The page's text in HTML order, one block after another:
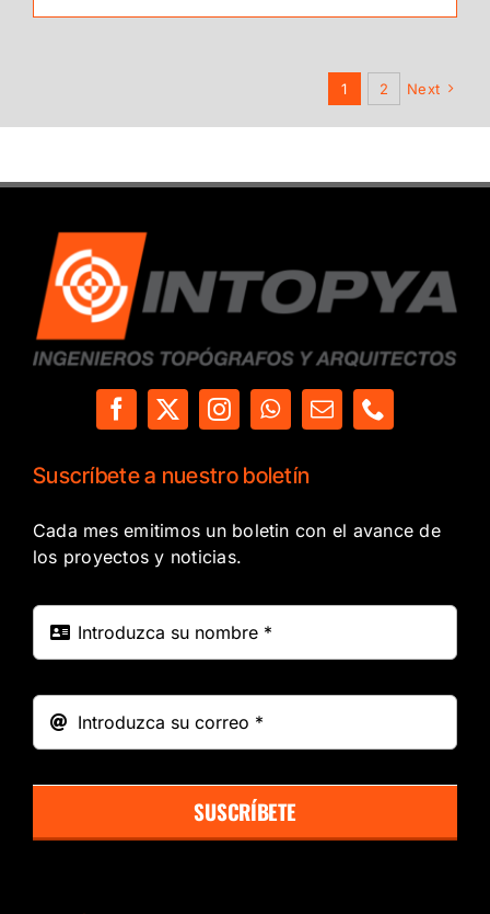
1 2 Next
Suscríbete a nuestro boletín
Cada mes emitimos un boletin con el avance de
los proyectos y noticias.
SUSCRÍBETE